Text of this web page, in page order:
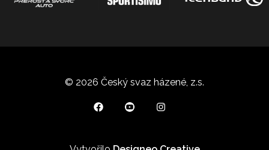
© 2026 Český svaz házené, z.s.